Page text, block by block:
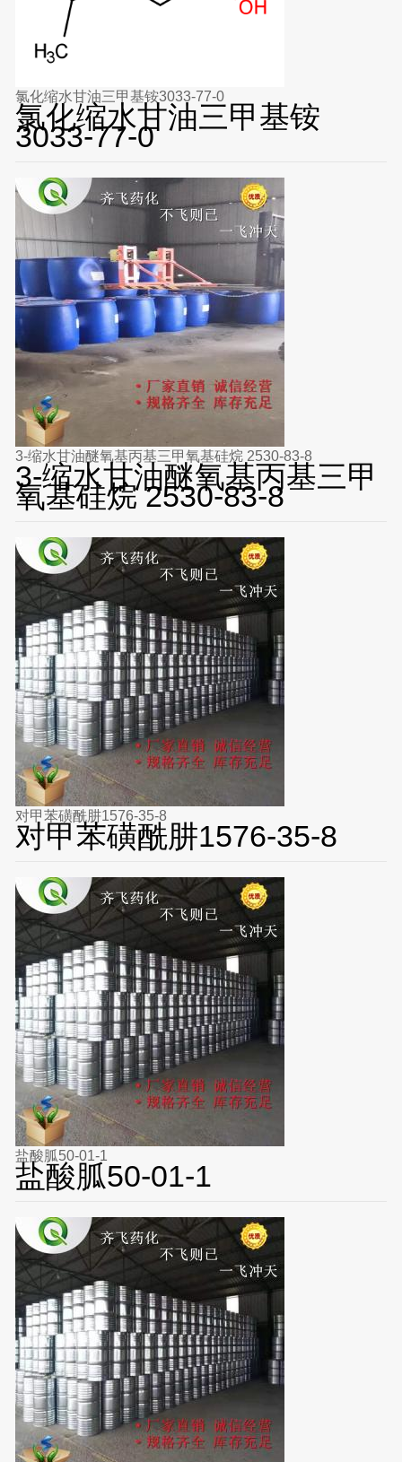
氯化缩水甘油三甲基铵3033-77-0
氯化缩水甘油三甲基铵
3033-77-0
3-缩水甘油醚氧基丙基三甲氧基硅烷 2530-83-8
3-缩水甘油醚氧基丙基三甲
氧基硅烷 2530-83-8
对甲苯磺酰肼1576-35-8
对甲苯磺酰肼1576-35-8
盐酸胍50-01-1
盐酸胍50-01-1